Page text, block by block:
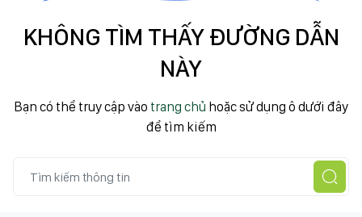
KHÔNG TÌM THẤY ĐƯỜNG DẪN
NÀY
Bạn có thể truy cập vào trang chủ hoặc sử dụng ô dưới đây
để tìm kiếm